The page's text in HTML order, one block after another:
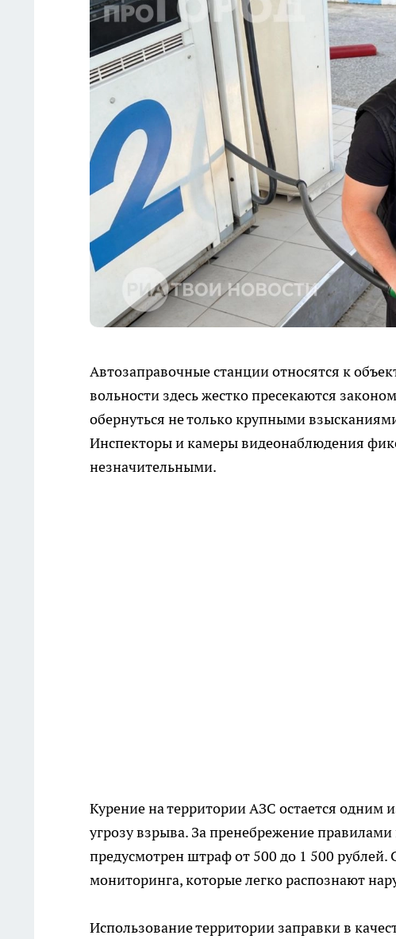
Автозаправочные станции относятся к
вольности здесь жестко пресекаются
обернуться не только крупными
Инспекторы и камеры видеонаблюдения
незначительными.
Курение на территории АЗС остается одним
угрозу взрыва. За пренебрежение
предусмотрен штраф от 500 до 1 500
мониторинга, которые легко распознают
Использование территории заправки в